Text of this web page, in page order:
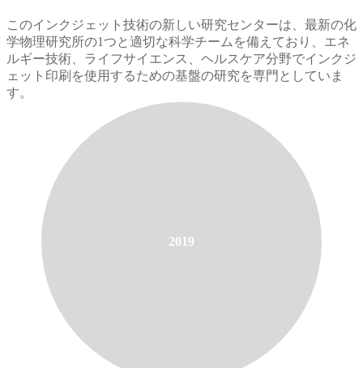
このインクジェット技術の新しい研究センターは、最新の化
学物理研究所の1つと適切な科学チームを備えており、エネ
ルギー技術、ライフサイエンス、ヘルスケア分野でインクジ
ェット印刷を使用するための基盤の研究を専門としていま
す。
2019